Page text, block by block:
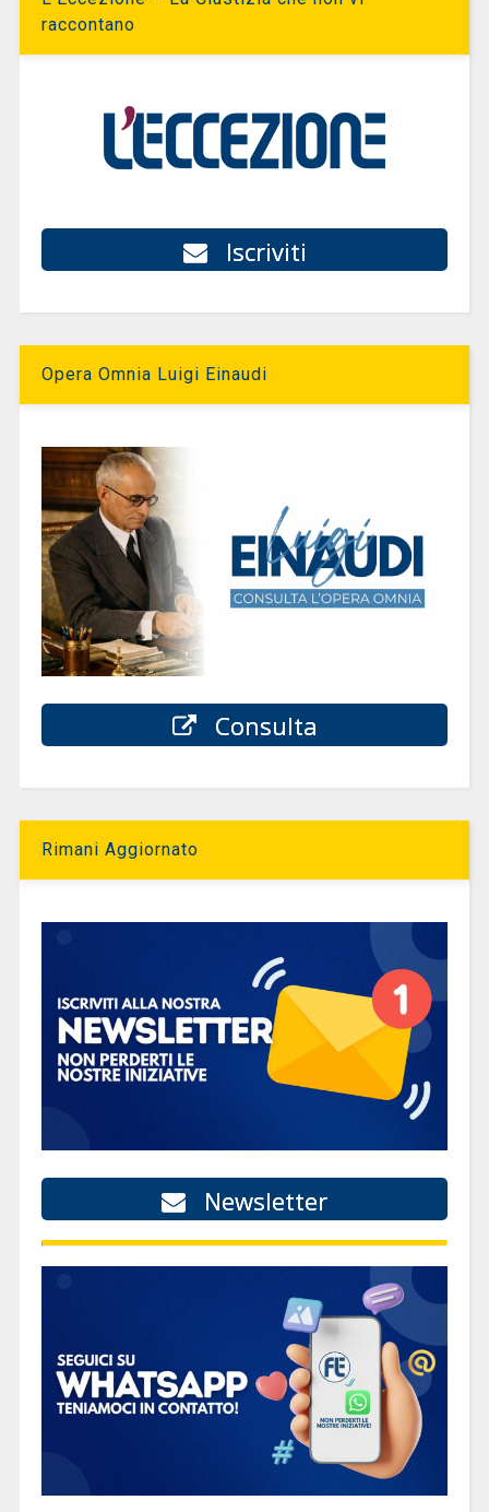
raccontano
Iscriviti
Opera Omnia Luigi Einaudi
Consulta
Rimani Aggiornato
Newsletter